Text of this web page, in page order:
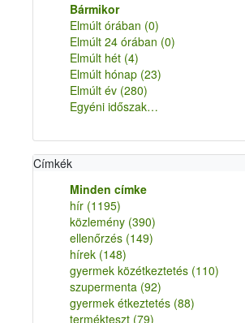
Bármikor
Elmúlt órában (0)
Elmúlt 24 órában (0)
Elmúlt hét (4)
Elmúlt hónap (23)
Elmúlt év (280)
Egyéni időszak…
Címkék
Minden címke
hír (1195)
közlemény (390)
ellenőrzés (149)
hírek (148)
gyermek közétkeztetés (110)
szupermenta (92)
gyermek étkeztetés (88)
termékteszt (79)